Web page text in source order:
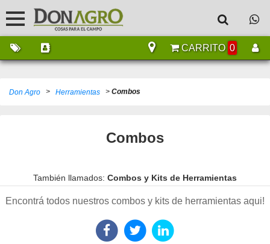
CARRITO 0
Don Agro > Herramientas > Combos
Combos
También llamados: Combos y Kits de Herramientas
Encontrá todos nuestros combos y kits de herramientas aqui!